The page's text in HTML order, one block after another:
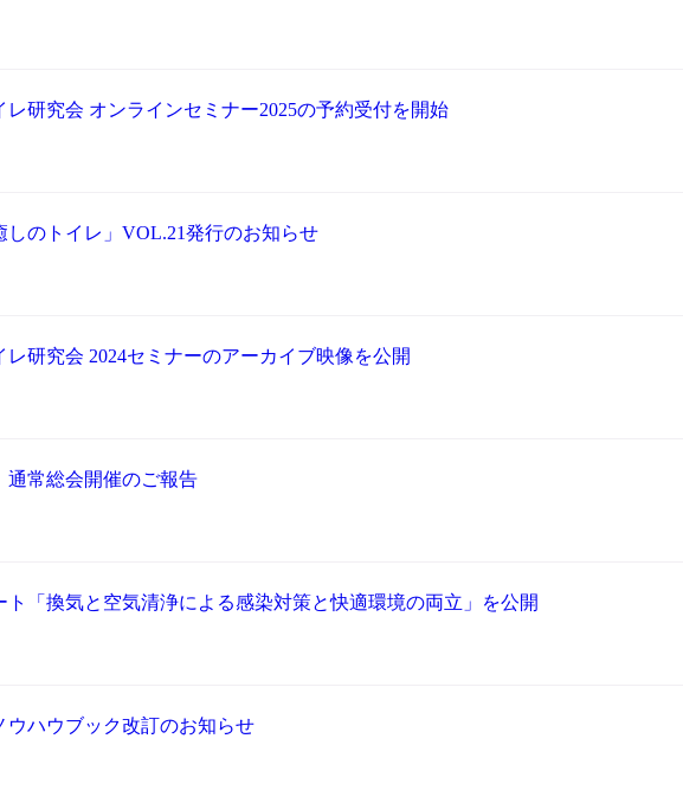
レ研究会 オンラインセミナー2025の予約受付を開始
しのトイレ」VOL.21発行のお知らせ
レ研究会 2024セミナーのアーカイブ映像を公開
常総会開催のご報告
ト「換気と空気清浄による感染対策と快適環境の両立」を公開
ウハウブック改訂のお知らせ